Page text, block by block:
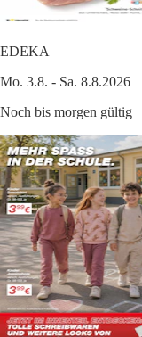
EDEKA
Mo. 3.8. - Sa. 8.8.2026
Noch bis morgen gültig